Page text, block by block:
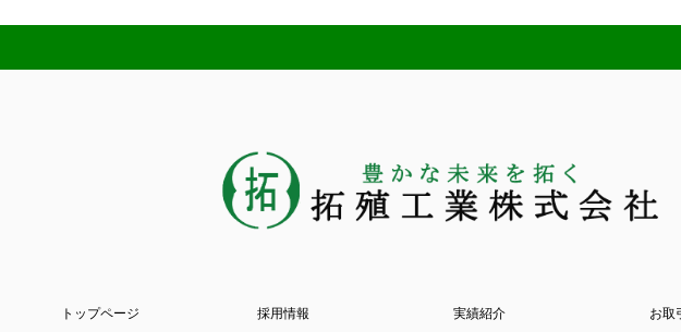
トップページ 採用情報 実績紹介 お取